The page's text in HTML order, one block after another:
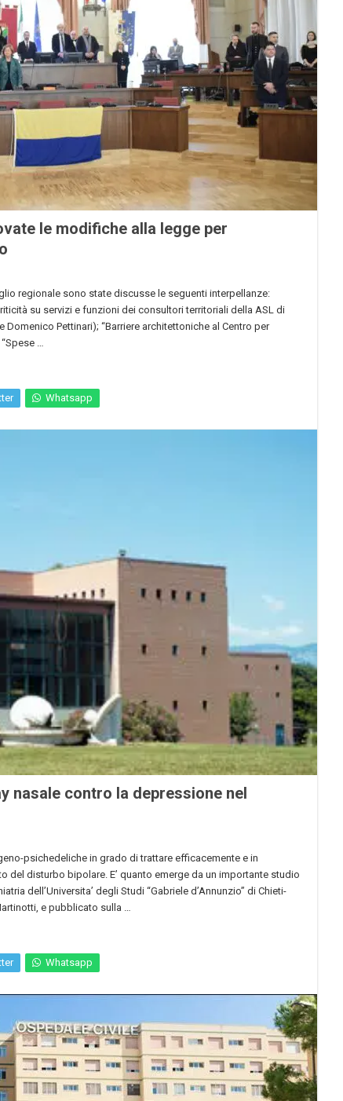
le modifiche alla legge per
regionale sono state discusse le seguenti interpellanze:
su servizi e funzioni dei consultori territoriali della ASL di
Domenico Pettinari); “Barriere architettoniche al Centro per
…
Whatsapp
nasale contro la depressione nel
psichedeliche in grado di trattare efficacemente e in
del disturbo bipolare. E’ quanto emerge da un importante studio
dell’Universita’ degli Studi “Gabriele d’Annunzio” di Chieti-
e pubblicato sulla …
Whatsapp